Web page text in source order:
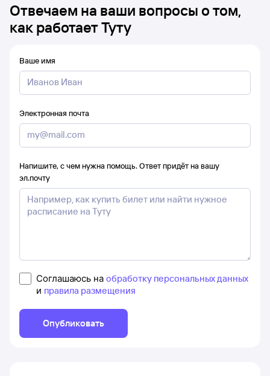
Отвечаем на ваши вопросы о том,
как работает Туту
Ваше имя
Электронная почта
Напишите, с чем нужна помощь. Ответ придёт на вашу
эл.почту
Соглашаюсь на обработку персональных данных
и правила размещения
Опубликовать